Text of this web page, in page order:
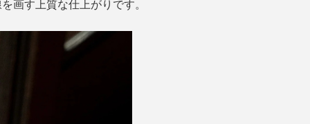
画す上質な仕上がりです。